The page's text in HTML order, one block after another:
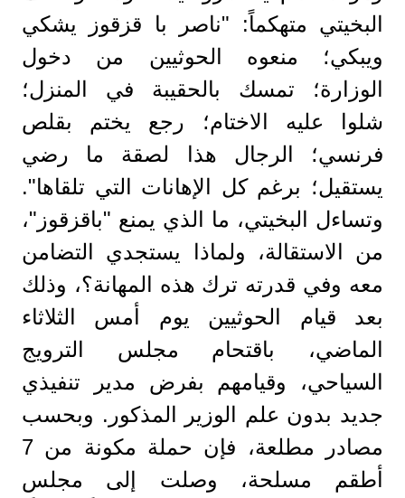
البخيتي متهكماً: "ناصر با قزقوز يشكي
ويبكي؛ منعوه ⁧‫الحوثيين‬⁩ من دخول
الوزارة؛ تمسك بالحقيبة في المنزل؛
شلوا عليه الاختام؛ رجع يختم بقلص
فرنسي؛ الرجال هذا لصقة ما رضي
يستقيل؛ برغم كل الإهانات التي تلقاها".
وتساءل البخيتي، ما الذي يمنع "باقزقوز"،
من الاستقالة، ولماذا يستجدي التضامن
معه وفي قدرته ترك هذه المهانة؟، وذلك
بعد قيام الحوثيين يوم أمس الثلاثاء
الماضي، باقتحام مجلس الترويج
السياحي، وقيامهم بفرض مدير تنفيذي
جديد بدون علم الوزير المذكور. وبحسب
مصادر مطلعة، فإن حملة مكونة من 7
أطقم مسلحة، وصلت إلى مجلس